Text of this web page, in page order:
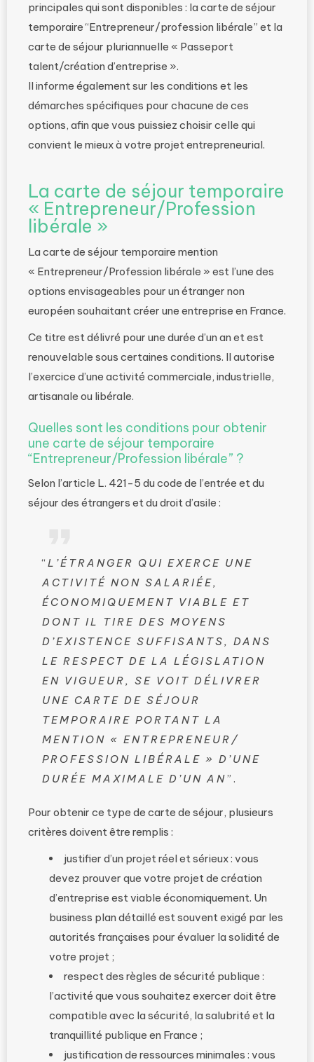
principales qui sont disponibles : la carte de séjour
temporaire “Entrepreneur/profession libérale” et la
carte de séjour pluriannuelle « Passeport
talent/création d’entreprise ».
Il informe également sur les conditions et les
démarches spécifiques pour chacune de ces
options, afin que vous puissiez choisir celle qui
convient le mieux à votre projet entrepreneurial.
La carte de séjour temporaire
« Entrepreneur/Profession
libérale »
La carte de séjour temporaire mention
« Entrepreneur/Profession libérale » est l’une des
options envisageables pour un étranger non
européen souhaitant créer une entreprise en France.
Ce titre est délivré pour une durée d’un an et est
renouvelable sous certaines conditions. Il autorise
l’exercice d’une activité commerciale, industrielle,
artisanale ou libérale.
Quelles sont les conditions pour obtenir
une carte de séjour temporaire
“Entrepreneur/Profession libérale” ?
Selon l’article L. 421-5 du code de l’entrée et du
séjour des étrangers et du droit d’asile :
“ L’ÉTRANGER QUI EXERCE UNE
ACTIVITÉ NON SALARIÉE,
ÉCONOMIQUEMENT VIABLE ET
DONT IL TIRE DES MOYENS
D’EXISTENCE SUFFISANTS, DANS
LE RESPECT DE LA LÉGISLATION
EN VIGUEUR, SE VOIT DÉLIVRER
UNE CARTE DE SÉJOUR
TEMPORAIRE PORTANT LA
MENTION « ENTREPRENEUR/
PROFESSION LIBÉRALE » D’UNE
DURÉE MAXIMALE D’UN AN”.
Pour obtenir ce type de carte de séjour, plusieurs
critères doivent être remplis :
justifier d’un projet réel et sérieux : vous
devez prouver que votre projet de création
d’entreprise est viable économiquement. Un
business plan détaillé est souvent exigé par les
autorités françaises pour évaluer la solidité de
votre projet ;
respect des règles de sécurité publique :
l’activité que vous souhaitez exercer doit être
compatible avec la sécurité, la salubrité et la
tranquillité publique en France ;
justification de ressources minimales : vous